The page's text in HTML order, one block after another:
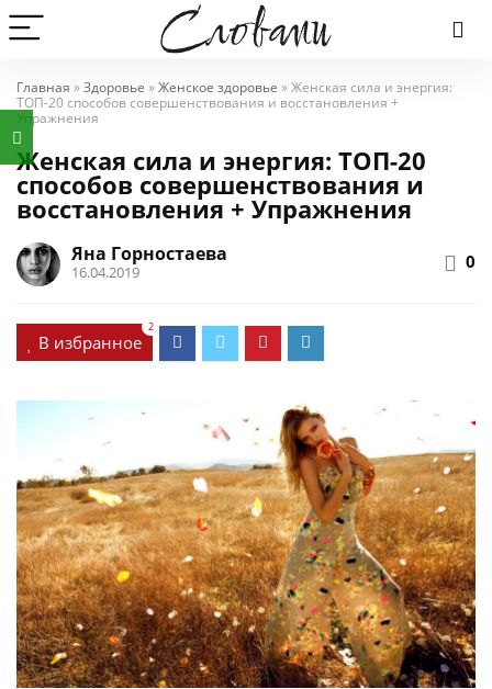
Главная »Здоровье »Женское здоровье »Женская сила и энергия:
ТОП-20 способов совершенствования и восстановления +
Упражнения
Женская сила и энергия: ТОП-20
способов совершенствования и
восстановления + Упражнения
Яна Горностаева
16.04.2019 0
В избранное
2